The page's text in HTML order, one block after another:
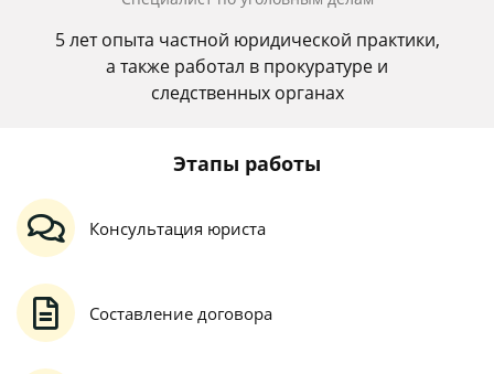
5 лет опыта частной юридической практики,
а также работал в прокуратуре и
следственных органах
Этапы работы
Консультация юриста
Составление договора